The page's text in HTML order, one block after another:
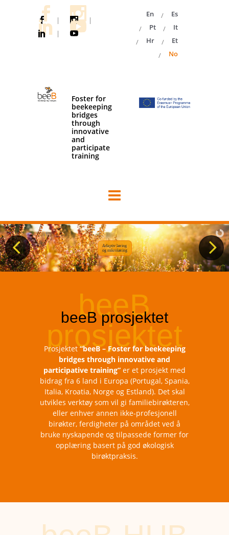
|
|
|
En
Es
Pt
It
Hr
Et
No
Foster for
beekeeping
bridges
through
innovative
and
participate
training
Adaptiv læring
og mikrolæring
Prosjektet“beeB – Foster for beekeeping
bridges through innovative and
participative training” er et prosjekt med
bidrag fra 6 land i Europa (Portugal, Spania,
Italia, Kroatia, Norge og Estland). Det skal
utvikles verktøy som vil gi familiebirøkteren,
eller enhver annen ikke-profesjonell
birøkter, ferdigheter på området ved å
bruke nyskapende og tilpassede former for
opplæring basert på god økologisk
birøktpraksis.